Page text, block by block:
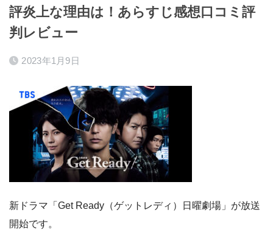
評炎上な理由は！あらすじ感想口コミ評
判レビュー
2023年1月9日
新ドラマ「Get Ready（ゲットレディ）日曜劇場」が放送
開始です。